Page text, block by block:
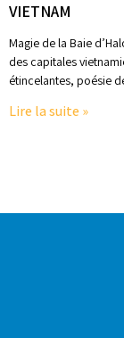
VIETNAM
Magie de la Baie
des capitales
étincelantes, poésie
Lire la suite »